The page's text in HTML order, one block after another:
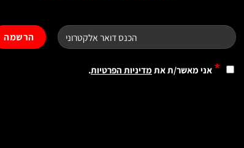
* אני מאשר/ת את מדיניות הפרטיות.